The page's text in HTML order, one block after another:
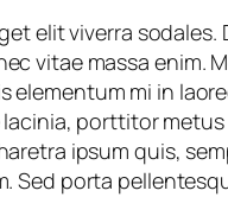
elit viverra
vitae massa enim.
elementum mi in
porttitor
ipsum quis,
Sed porta